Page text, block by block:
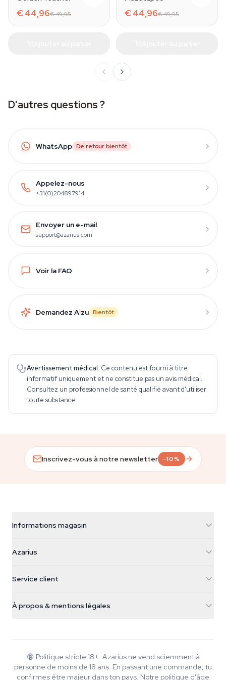
€ 44,96€ 49,95 € 44,96€ 49,95
D'autres questions ?
WhatsApp De retour bientôt
Appelez-nous
+31(0)204897914
Envoyer un e-mail
support@azarius.com
Voir la FAQ
Demandez Aizu Bientôt
Avertissement médical. Ce contenu est fourni à titre
informatif uniquement et ne constitue pas un avis médical.
Consultez un professionnel de santé qualifié avant d'utiliser
toute substance.
Inscrivez-vous à notre newsletter -10%
Informations magasin
Galvaniweg 11
Nederland
+31(0)204897914
Azarius
Smokeshop
Service client
Politique de retour
Politique de confidentialité
À propos & mentions légales
Wiki
Musique
🔞 Politique stricte 18+. Azarius ne vend sciemment à
personne de moins de 18 ans. En passant une commande, tu
confirmes être majeur dans ton pays. Notre politique d'âge